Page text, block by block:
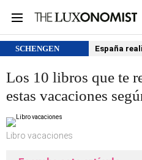
SCHENGEN España
Los 10 libros que te
estas vacaciones
Libro vacaciones